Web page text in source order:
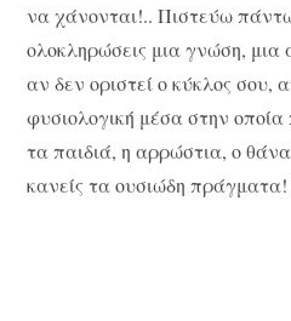
να χάνονται!.. Πιστεύω
ολοκληρώσεις μια γνώση,
αν δεν οριστεί ο κύκλος σου,
φυσιολογική μέσα στην
τα παιδιά, η αρρώστια, ο
κανείς τα ουσιώδη πράγματα!